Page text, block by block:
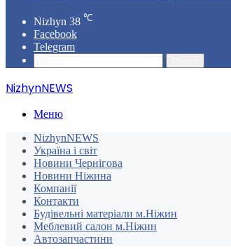
Nizhyn 38 ℃
Facebook
Telegram
NizhynNEWS
Меню
NizhynNEWS
Україна і світ
Новини Чернігова
Новини Ніжина
Компанії
Контакти
Будівельні матеріали м.Ніжин
Меблевий салон м.Ніжин
Автозапчастини